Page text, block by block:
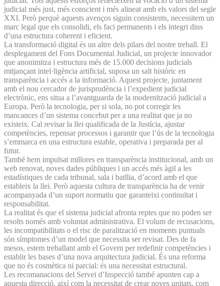
judicial més just, més conscient i més alineat amb els valors del segle
XXI. Però perquè aquests avenços siguin consistents, necessitem un
marc legal que els consolidi, els faci permanents i els integri dins
d’una estructura coherent i eficient.
La transformació digital és un altre dels pilars del nostre treball. El
desplegament del Fons Documental Judicial, un projecte innovador
que anonimitza i estructura més de 15.000 decisions judicials
mitjançant intel·ligència artificial, suposa un salt històric en
transparència i accés a la informació. Aquest projecte, juntament
amb el nou cercador de jurisprudència i l’expedient judicial
electrònic, ens situa a l’avantguarda de la modernització judicial a
Europa. Però la tecnologia, per si sola, no pot corregir les
mancances d’un sistema concebut per a una realitat que ja no
existeix. Cal revisar la llei qualificada de la Justícia, ajustar
competències, repensar processos i garantir que l’ús de la tecnologia
s’emmarca en una estructura estable, operativa i preparada per al
futur.
També hem impulsat millores en transparència institucional, amb un
web renovat, noves dades públiques i un accés més àgil a les
estadístiques de cada tribunal, sala i batllia, d’acord amb el que
estableix la llei. Però aquesta cultura de transparència ha de venir
acompanyada d’un suport normatiu que garanteixi continuïtat i
responsabilitat.
La realitat és que el sistema judicial afronta reptes que no poden ser
resolts només amb voluntat administrativa. El volum de recusacions,
les incompatibilitats o el risc de paralització en moments puntuals
són símptomes d’un model que necessita ser revisat. Des de fa
mesos, estem treballant amb el Govern per redefinir competències i
establir les bases d’una nova arquitectura judicial. És una reforma
que no és cosmètica ni parcial: és una necessitat estructural.
Les recomanacions del Servei d’Inspecció també apunten cap a
aquesta direcció, així com la necessitat de crear noves unitats, com